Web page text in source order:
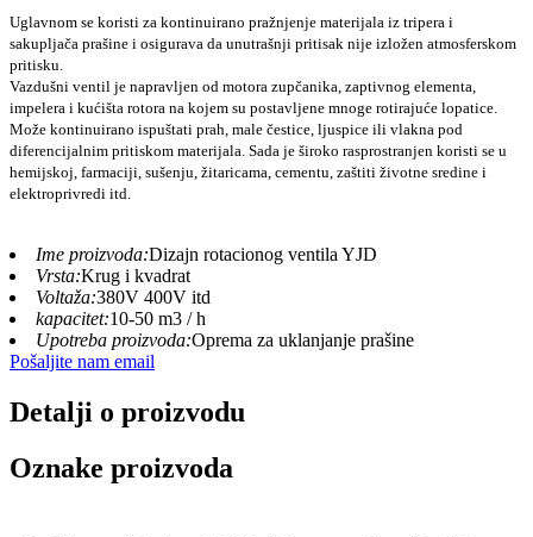
Uglavnom se koristi za kontinuirano pražnjenje materijala iz tripera i
sakupljača prašine i osigurava da unutrašnji pritisak nije izložen atmosferskom
pritisku.
Vazdušni ventil je napravljen od motora zupčanika, zaptivnog elementa,
impelera i kućišta rotora na kojem su postavljene mnoge rotirajuće lopatice.
Može kontinuirano ispuštati prah, male čestice, ljuspice ili vlakna pod
diferencijalnim pritiskom materijala. Sada je široko rasprostranjen koristi se u
hemijskoj, farmaciji, sušenju, žitaricama, cementu, zaštiti životne sredine i
elektroprivredi itd.
Ime proizvoda:Dizajn rotacionog ventila YJD
Vrsta:Krug i kvadrat
Voltaža:380V 400V itd
kapacitet:10-50 m3 / h
Upotreba proizvoda:Oprema za uklanjanje prašine
Pošaljite nam email
Detalji o proizvodu
Oznake proizvoda